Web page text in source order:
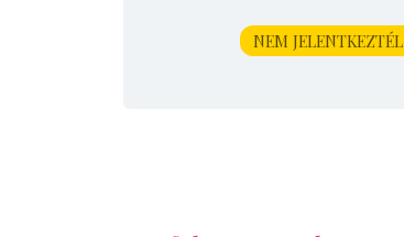
NEM JELENTKEZTÉL